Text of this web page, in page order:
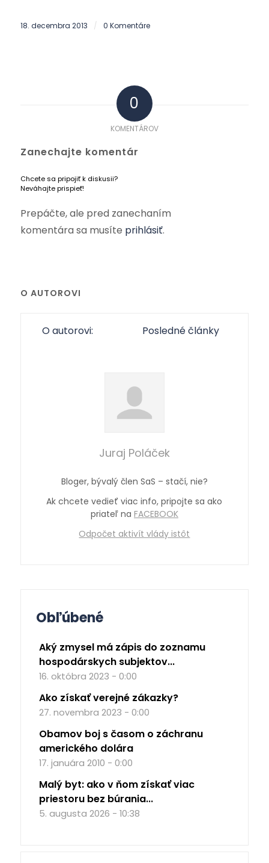
18. decembra 2013 / 0 Komentáre
0
KOMENTÁROV
Zanechajte komentár
Chcete sa pripojiť k diskusii?
Neváhajte prispieť!
Prepáčte, ale pred zanechaním
komentára sa musíte prihlásiť.
O AUTOROVI
O autorovi: Posledné články
Juraj Poláček
Bloger, bývalý člen SaS – stačí, nie?
Ak chcete vedieť viac info, pripojte sa ako
priateľ na FACEBOOK
Odpočet aktivít vlády istôt
Obľúbené
Aký zmysel má zápis do zoznamu
hospodárskych subjektov...
16. októbra 2023 - 0:00
Ako získať verejné zákazky?
27. novembra 2023 - 0:00
Obamov boj s časom o záchranu
amerického dolára
17. januára 2010 - 0:00
Malý byt: ako v ňom získať viac
priestoru bez búrania...
5. augusta 2026 - 10:38